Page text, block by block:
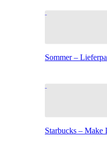
Sommer –
Starbucks – Make